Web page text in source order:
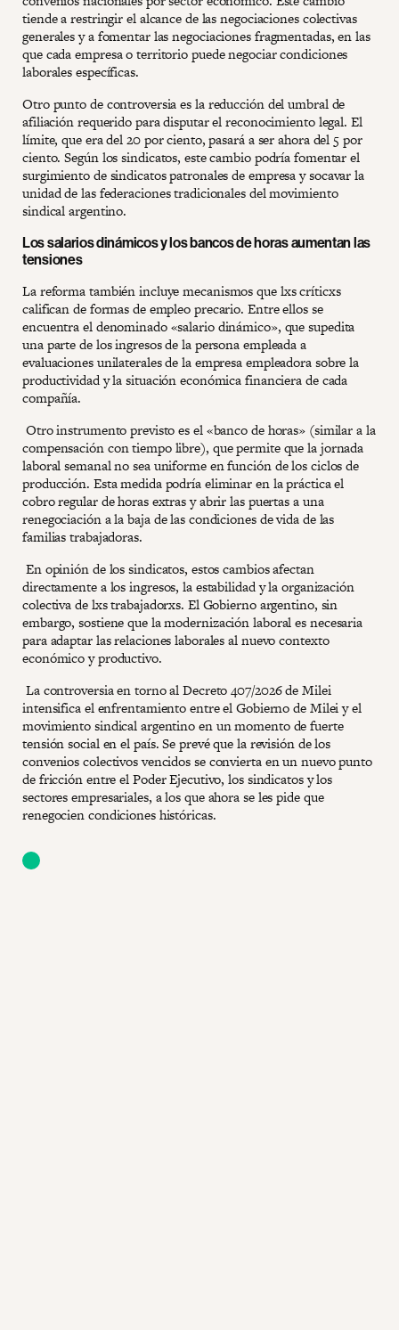
tiende a restringir el alcance de las negociaciones colectivas
generales y a fomentar las negociaciones fragmentadas, en las
que cada empresa o territorio puede negociar condiciones
laborales específicas.
Otro punto de controversia es la reducción del umbral de
afiliación requerido para disputar el reconocimiento legal. El
límite, que era del 20 por ciento, pasará a ser ahora del 5 por
ciento. Según los sindicatos, este cambio podría fomentar el
surgimiento de sindicatos patronales de empresa y socavar la
unidad de las federaciones tradicionales del movimiento
sindical argentino.
Los salarios dinámicos y los bancos de horas aumentan las
tensiones
La reforma también incluye mecanismos que lxs críticxs
califican de formas de empleo precario. Entre ellos se
encuentra el denominado «salario dinámico», que supedita
una parte de los ingresos de la persona empleada a
evaluaciones unilaterales de la empresa empleadora sobre la
productividad y la situación económica financiera de cada
compañía.
Otro instrumento previsto es el «banco de horas» (similar a la
compensación con tiempo libre), que permite que la jornada
laboral semanal no sea uniforme en función de los ciclos de
producción. Esta medida podría eliminar en la práctica el
cobro regular de horas extras y abrir las puertas a una
renegociación a la baja de las condiciones de vida de las
familias trabajadoras.
En opinión de los sindicatos, estos cambios afectan
directamente a los ingresos, la estabilidad y la organización
colectiva de lxs trabajadorxs. El Gobierno argentino, sin
embargo, sostiene que la modernización laboral es necesaria
para adaptar las relaciones laborales al nuevo contexto
económico y productivo.
La controversia en torno al Decreto 407/2026 de Milei
intensifica el enfrentamiento entre el Gobierno de Milei y el
movimiento sindical argentino en un momento de fuerte
tensión social en el país. Se prevé que la revisión de los
convenios colectivos vencidos se convierta en un nuevo punto
de fricción entre el Poder Ejecutivo, los sindicatos y los
sectores empresariales, a los que ahora se les pide que
renegocien condiciones históricas.